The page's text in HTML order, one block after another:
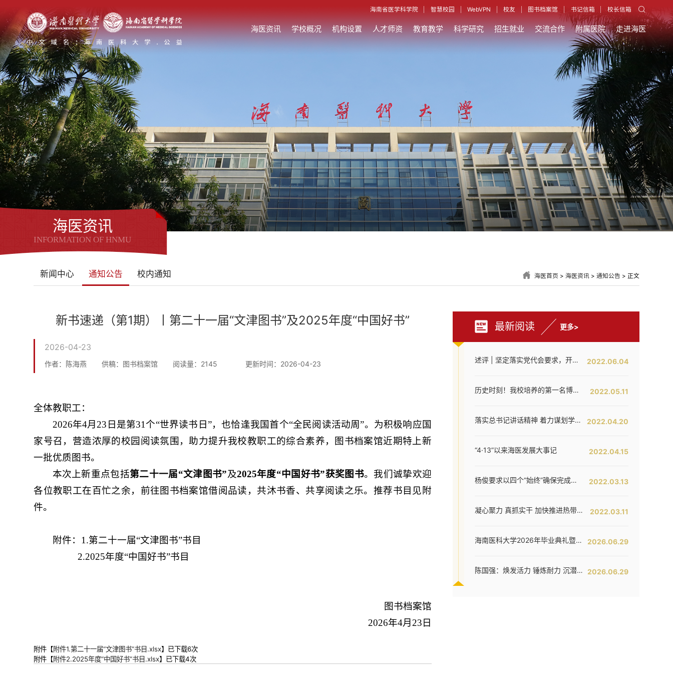
海南省医学科学院 智慧校园 WebVPN 校友 图书档案馆 书记信箱 校长信箱
海医资讯 学校概况 机构设置 人才师资 教育教学 科学研究 招生就业 交流合作 附属医院 走进海医
海医资讯
INFORMATION OF HNMU
海医首页 > 海医资讯> 通知公告 > 正文
新闻中心 通知公告 校内通知
新书速递（第1期）丨第二十一届“文津图书”及2025年度“中国好书”
2026-04-23
作者：陈海燕 供稿：图书档案馆 阅读量： 2145 更新时间：2026-04-23
全体教职工：
2026年4月23日是第31个“世界读书日”，也恰逢我国首个“全民阅读活动周”。为积极响应国
家号召，营造浓厚的校园阅读氛围，助力提升我校教职工的综合素养，图书档案馆近期特上新
一批优质图书。
本次上新重点包括第二十一届“文津图书”及2025年度“中国好书”获奖图书。我们诚挚欢迎
各位教职工在百忙之余，前往图书档案馆借阅品读，共沐书香、共享阅读之乐。推荐书目见附
件。
附件：1.第二十一届“文津图书”书目
2.2025年度“中国好书”书目
图书档案馆
2026年4月23日
附件【附件1.第二十一届“文津图书”书目.xlsx】已下载6次
附件【附件2.2025年度“中国好书”书目.xlsx】已下载4次
最新阅读 更多>
2022.06.04
述评 | 坚定落实党代会要求，开创海医工作新局面——写在全面落实省第八次党代会对海医发展提出新要求之时
2022.05.11
历史时刻！我校培养的第一名博士研究生通过答辩！
2022.04.20
落实总书记讲话精神 着力谋划学校内涵提升——我校召开发展战略咨询委员会第二次工作会议
2022.04.15
“4·13”以来海医发展大事记
2022.03.13
杨俊要求以四个“始终”确保完成全年工作任务--我校六届五次教代会暨七届二次工代会胜利闭幕
2022.03.11
凝心聚力 真抓实干 加快推进热带特色鲜明的国际化高水平医科大学建设步伐 ——我校六届五次教代会暨七届二次工代会隆重开幕
2026.06.29
海南医科大学2026年毕业典礼暨学位授予仪式举行
2026.06.29
陈国强：焕发活力 锤炼耐力 沉潜定力 哪吒闹海拓新程——在海南医科大学2026年毕业典礼上的讲话